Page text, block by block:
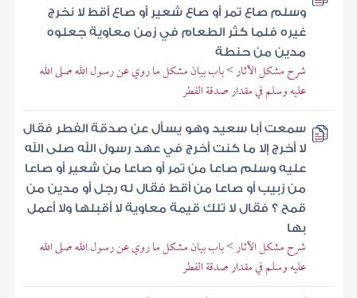
وسلم صاع تمر أو صاع شعير أو صاع أقط لا نخرج
غيره فلما كثر الطعام في زمن معاوية جعلوه
مدين من حنطة
شرح مشكل الآثار > باب بيان مشكل ما روي عن رسول الله صلى الله
عليه وسلم في مقدار صدقة الفطر
سمعت أبا سعيد وهو يسأل عن صدقة الفطر فقال
لا أخرج إلا ما كنت أخرج في عهد رسول الله صلى الله
عليه وسلم صاعا من تمر أو صاعا من شعير أو صاعا
من زبيب أو صاعا من أقط فقال له رجل أو مدين من
قمح ؟ فقال لا تلك قيمة معاوية لا أقبلها ولا أعمل
بها
شرح مشكل الآثار > باب بيان مشكل ما روي عن رسول الله صلى الله
عليه وسلم في مقدار صدقة الفطر